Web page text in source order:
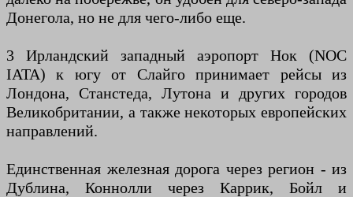
Донегола, но не для чего-либо еще.
3 Ирландский западный аэропорт Нок (NOC
IATA) к югу от Слайго принимает рейсы из
Лондона, Станстеда, Лутона и других городов
Великобритании, а также некоторых европейских
направлений.
Единственная железная дорога через регион - из
Дублина, Коннолли через Каррик, Бойл и